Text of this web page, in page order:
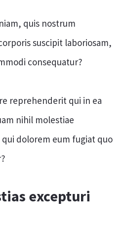
quis nostrum
suscipit laboriosam,
consequatur?
reprehenderit qui in ea
nihil molestiae
dolorem eum fugiat quo
excepturi